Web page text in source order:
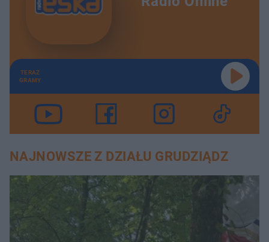
TERAZ
GRAMY
NAJNOWSZE Z DZIAŁU GRUDZIĄDZ